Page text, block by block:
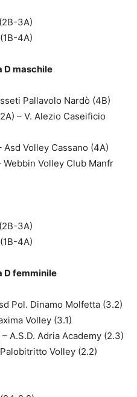
3A)
4A)
D maschile
Pallavolo Nardò (4B)
– V. Alezio Caseificio
Asd Volley Cassano (4A)
Webbin Volley Club Manfr
3A)
4A)
D femminile
Pol. Dinamo Molfetta (3.2)
Volley (3.1)
A.S.D. Adria Academy (2.3)
Volley (2.2)